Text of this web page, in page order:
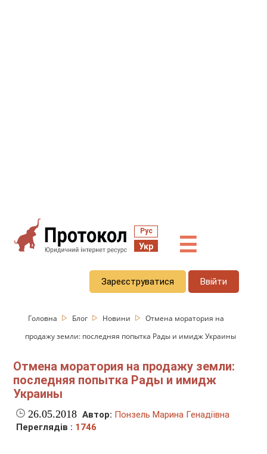
Рус
Укр ☰
Зареєструватися Ввійти
Головна Блог Новини
Отмена моратория на
продажу земли: последняя попытка Рады и имидж Украины
Отмена моратория на продажу земли:
последняя попытка Рады и имидж
Украины
26.05.2018 Автор: Понзель Марина Генадіївна
Переглядів : 1746